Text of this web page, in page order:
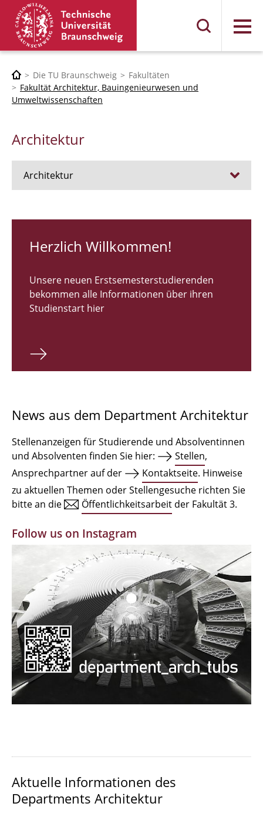
Menü
Die TU Braunschweig
Fakultäten
Fakultät Architektur, Bauingenieurwesen und
Umweltwissenschaften
Architektur
Architektur
RUNDGANG 26
Bachelor Architektur
Master Architektur
Qualifikationsprofil
Institute
Einrichtungen
Zeichensäle
MBW | Modellbauwerkstatt
Alumni | cloud club
Dokumente und Downloads
Herzlich Willkommen!
Unsere neuen Erstsemesterstudierenden
bekommen alle Informationen über ihren
Studienstart hier
News aus dem Department Architektur
Stellenanzeigen für Studierende und Absolventinnen
und Absolventen finden Sie hier:
Stellen,
Ansprechpartner auf der
Kontaktseite. Hinweise
zu aktuellen Themen oder Stellengesuche richten Sie
bitte an die
Öffentlichkeitsarbeit der Fakultät 3.
Follow us on Instagram
Aktuelle Informationen des
Departments Architektur